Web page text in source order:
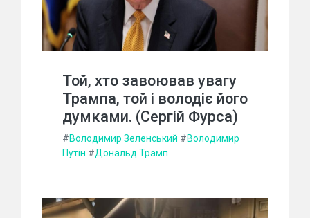
Той, хто завоював увагу
Трампа, той і володіє його
думками. (Сергій Фурса)
#Володимир Зеленський #Володимир
Путін #Дональд Трамп